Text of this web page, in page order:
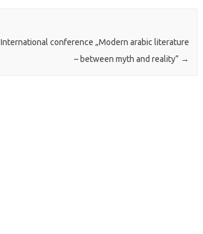
International conference „Modern arabic literature
– between myth and reality” →